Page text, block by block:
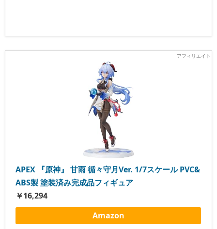
APEX 『原神』 甘雨 循々守月Ver. 1/7スケール PVC&
ABS製 塗装済み完成品フィギュア
￥16,294
Amazon